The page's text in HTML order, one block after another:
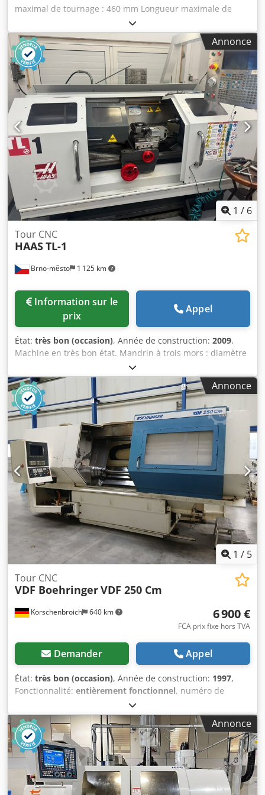
maximal de tournage : 460 mm Longueur maximale de
tournage : 1 000 mm Système de commande : TX 8F Vitesse
de broche maximale : 2 800 tr/min Tour CNC | TRAUB -
TNA 500 La machine est en bon état. Crjdpfoxbtpxox Agkof
Nous vous communiquerons volontiers, sur demande, les
vidéos de la machine prises sur le site de l’usine. - - - - - - -
- - - - - - - - - - - - - - - - - - - - - - - - - - - - - - - - - #Mots-clés :
TNA500 | TNA-500
Annonce
1 / 6
Brno-město 1 125 km
Tour CNC
HAASTL-1
prix
Appel
État: très bon (occasion), Année de construction: 2009,
Machine en très bon état. Mandrin à trois mors : diamètre
200, tourelle à 4 positions, poupitre. Longueur de travail
maximale : 762 mm Diamètre de travail maximal : 406 mm
Diamètre maximal sur le chariot : 406 mm Courses des
axes X/Z : 203/762 mm Vitesse de rotation de la broche :
1800 tr/min Puissance du moteur principal : 5,6 kW
Dimensions de la machine : 1981 x 2108 x 1397 mm Poids
de la machine : environ 2000 kg Csdpozhvq Ssfx Agkorf
Annonce
1 / 5
Korschenbroich 640 km
Tour CNC
VDF BoehringerVDF 250 Cm
6 900 €
FCA prix fixe hors TVA
Demander Appel
État: très bon (occasion), Année de construction: 1997,
Fonctionnalité: entièrement fonctionnel, numéro de
1114.3705-24
Marque : Boehringer Type : VDF 250Cm Année de
construction : 1997 VDF Boehringer 250C La machine
dispose des équipements suivants Longueur de tournage
de 1000 mm Pas de contre-pointe Outils entraînés
Mandrin d'indexation spécial Contrôle Siemens 840C Le
Boehringer VDF 250 Cm est un tour CNC conçu pour
l'usinage de pièces mandrin. Il se caractérise par sa
Annonce